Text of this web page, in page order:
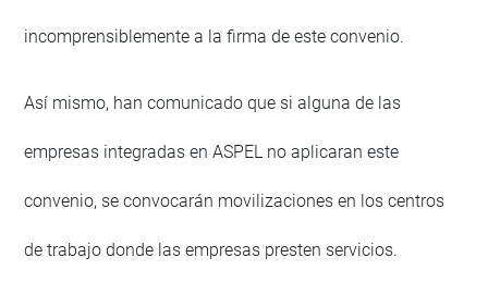
incomprensiblemente a la firma de este convenio.
Así mismo, han comunicado que si alguna de las
empresas integradas en ASPEL no aplicaran este
convenio, se convocarán movilizaciones en los centros
de trabajo donde las empresas presten servicios.